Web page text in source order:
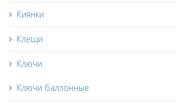
Киянки
Клещи
Ключи
Ключи баллонные